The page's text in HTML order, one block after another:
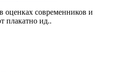
оценках современников и
плакатно ид..